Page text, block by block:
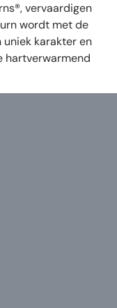
vervaardigen
wordt met de
karakter en
hartverwarmend